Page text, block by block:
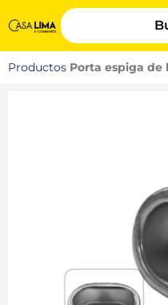
Productos Porta espiga de